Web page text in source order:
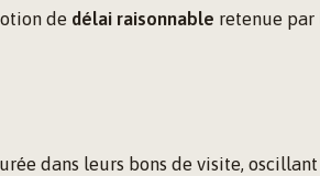
de délai raisonnable retenue par
dans leurs bons de visite, oscillant